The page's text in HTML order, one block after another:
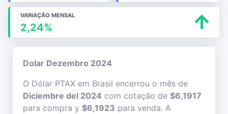
VARIAÇÃO MENSAL
2,24%
Dolar Dezembro 2024
O Dólar PTAX em Brasil encerrou o mês de
Diciembre del 2024 com cotação de $6,1917
para compra y $6,1923 para venda. A